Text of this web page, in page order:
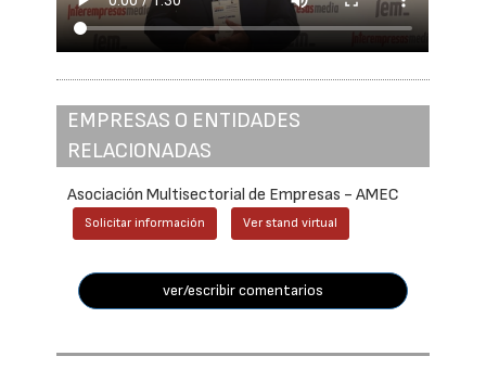
EMPRESAS O ENTIDADES
RELACIONADAS
Asociación Multisectorial de Empresas - AMEC
Solicitar información Ver stand virtual
ver/escribir comentarios